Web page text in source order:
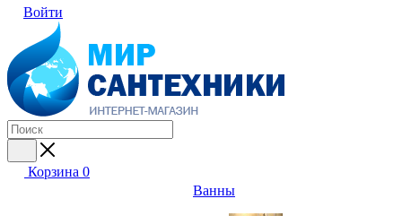
Войти
Корзина 0
Ванны